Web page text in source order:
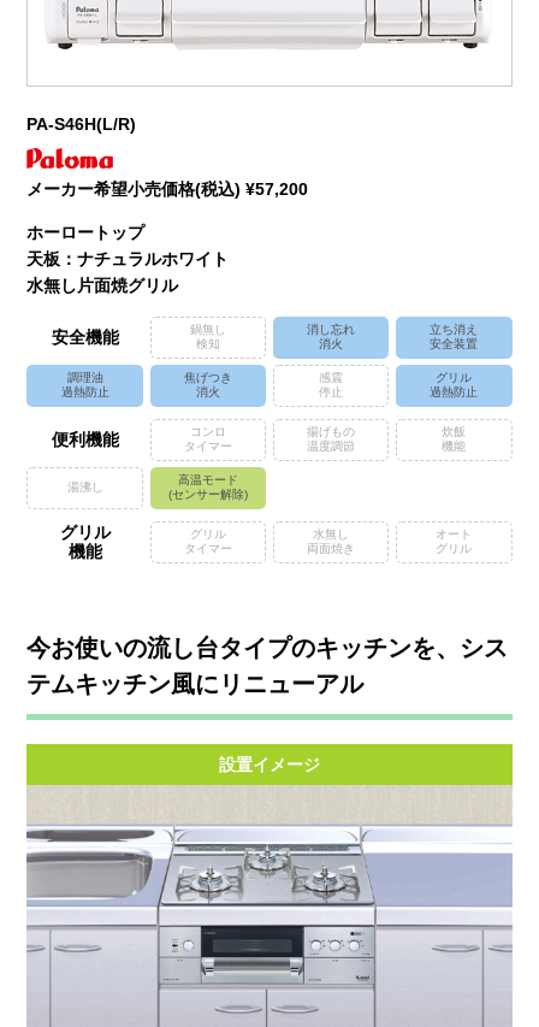
PA-S46H(L/R)
メーカー希望小売価格(税込) ¥57,200
ホーロートップ
天板：ナチュラルホワイト
水無し片面焼グリル
安全機能
鍋無し
検知
消し忘れ
消火
立ち消え
安全装置
調理油
過熱防止
焦げつき
消火
感震
停止
グリル
過熱防止
便利機能
コンロ
タイマー
揚げもの
温度調節
炊飯
機能
湯沸し
高温モード
(センサー解除)
グリル
機能
グリル
タイマー
水無し
両面焼き
オート
グリル
今お使いの流し台タイプのキッチンを、シス
テムキッチン風にリニューアル
設置イメージ